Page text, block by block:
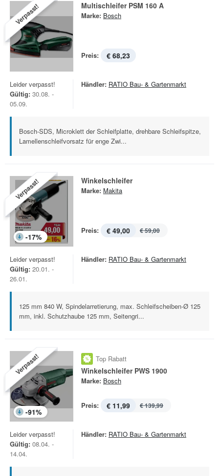
Verpasst! Multischleifer PSM 160 A
Marke: Bosch
Preis: € 68,23
Leider verpasst!
Gültig: 30.08. -
05.09.
Händler: RATIO Bau- & Gartenmarkt
Bosch-SDS, Microklett der Schleifplatte, drehbare Schleifspitze,
Lamellenschleifvorsatz für enge Zwi...
Verpasst!
-17%
Winkelschleifer
Marke: Makita
Preis: € 49,00 € 59,00
Leider verpasst!
Gültig: 20.01. -
26.01.
Händler: RATIO Bau- & Gartenmarkt
125 mm 840 W, Spindelarretierung, max. Schleifscheiben-Ø 125
mm, inkl. Schutzhaube 125 mm, Seitengri...
Verpasst!
-91%
Top Rabatt
Winkelschleifer PWS 1900
Marke: Bosch
Preis: € 11,99 € 139,99
Leider verpasst!
Gültig: 08.04. -
14.04.
Händler: RATIO Bau- & Gartenmarkt